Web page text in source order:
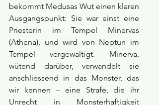
bekommt Medusas Wut einen klaren
Ausgangspunkt: Sie war einst eine
Priesterin im Tempel Minervas
(Athena), und wird von Neptun im
Tempel vergewaltigt. Minerva,
wütend darüber, verwandelt sie
anschliessend in das Monster, das
wir kennen – eine Strafe, die ihr
Unrecht in Monsterhaftigkeit